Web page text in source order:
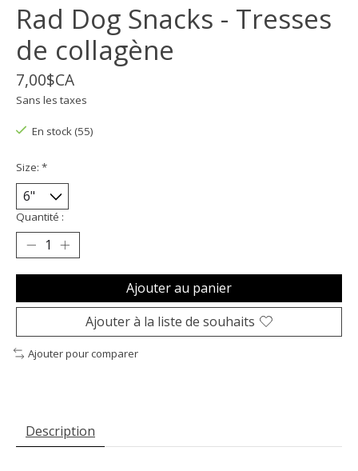
Rad Dog Snacks - Tresses
de collagène
7,00$CA
Sans les taxes
En stock (55)
Size: *
Quantité :
Ajouter au panier
Ajouter à la liste de souhaits
Ajouter pour comparer
Description